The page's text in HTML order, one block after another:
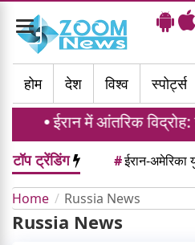
Toggle
navigation
होम
देश विश्व स्पोर्ट्स
ईरान में आंतरिक विद्रोह:
टॉप ट्रेंडिंग #ईरान-अमेरिका
Home Russia News
Russia News